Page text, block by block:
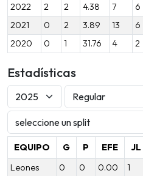
2022
2 2 4.38 7 6
2021
0 2 3.89 13 6
2020
0 1 31.76 4 2
Estadísticas
EQUIPO G P EFE JL
Leones
0 0 0.00 1